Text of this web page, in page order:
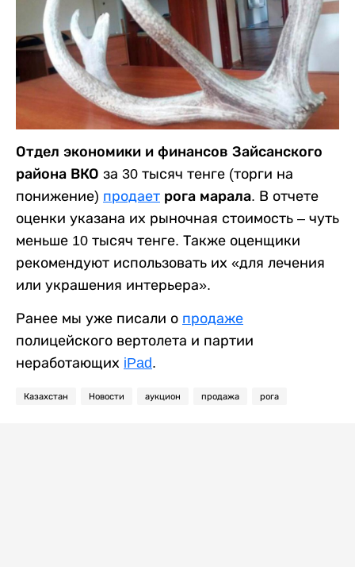
Отдел экономики и финансов Зайсанского
района ВКО за 30 тысяч тенге (торги на
понижение) продает рога марала. В отчете
оценки указана их рыночная стоимость – чуть
меньше 10 тысяч тенге. Также оценщики
рекомендуют использовать их «для лечения
или украшения интерьера».
Ранее мы уже писали о продаже
полицейского вертолета и партии
неработающих iPad.
Казахстан Новости аукцион продажа рога